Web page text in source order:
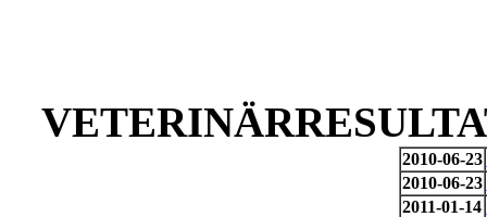
2010-06-23
2010-06-23
2011-01-14